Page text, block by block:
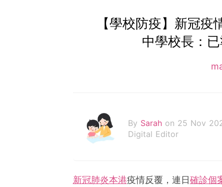
【學校防疫】新冠
中學校長：
By Sarah on 25 Nov
Digital Editor
新冠肺炎本港疫情反覆，連日確診個